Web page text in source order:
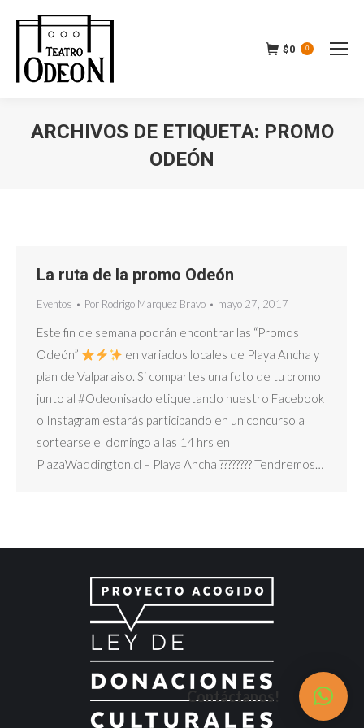
$0 0
ARCHIVOS DE ETIQUETA: PROMO
ODEÓN
La ruta de la promo Odeón
Eventos Por Rodrigo Marquez Bravo mayo 27, 2017
Este fin de semana podrán encontrar las “Promos
Odeón”
en variados locales de Playa Ancha y
plan de Valparaiso. Si compartes una foto de tu promo
junto al #Odeonisado etiquetando nuestro Facebook
o Instagram estarás participando en un concurso a
sortearse el domingo a las 14 hrs en
PlazaWaddington.cl – Playa Ancha ???????? Tendremos…
Contáctanos!